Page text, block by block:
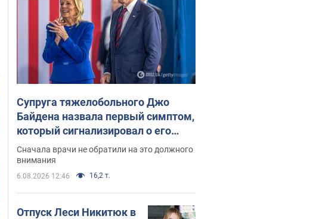
Супруга тяжелобольного Джо
Байдена назвала первый симптом,
который сигнализировал о его
"агрессивном" раке
Сначала врачи не обратили на это должного
внимания
6.08.2026 12:46 16,2 т.
Отпуск Леси Никитюк в